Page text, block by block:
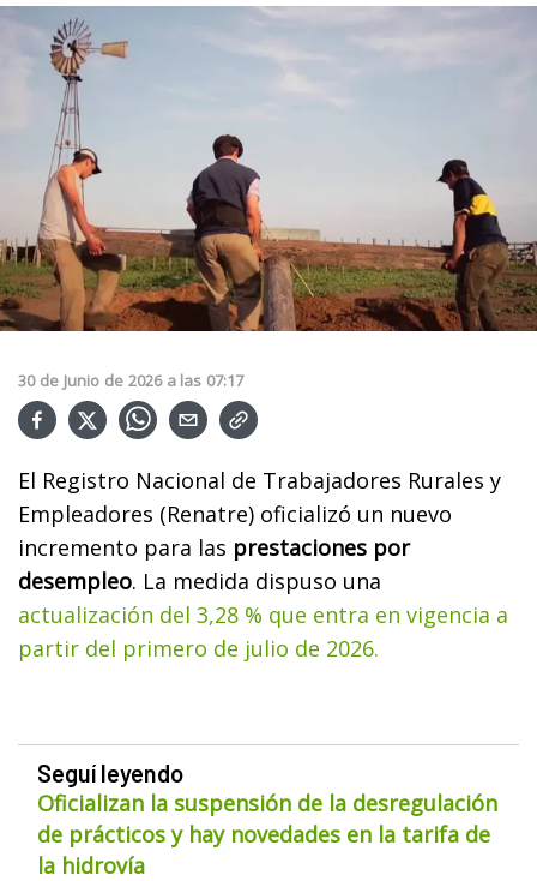
30 de Junio de 2026 a las 07:17
El Registro Nacional de Trabajadores Rurales y
Empleadores (Renatre) oficializó un nuevo
incremento para las prestaciones por
desempleo. La medida dispuso una
actualización del 3,28 % que entra en vigencia a
partir del primero de julio de 2026.
Seguí leyendo
Oficializan la suspensión de la desregulación
de prácticos y hay novedades en la tarifa de
la hidrovía